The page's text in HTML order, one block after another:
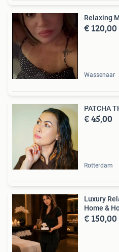
Relaxing
€ 120,00
Wassenaar
PATCHA
€ 45,00
Rotterdam
Luxury
Home &
€ 150,00